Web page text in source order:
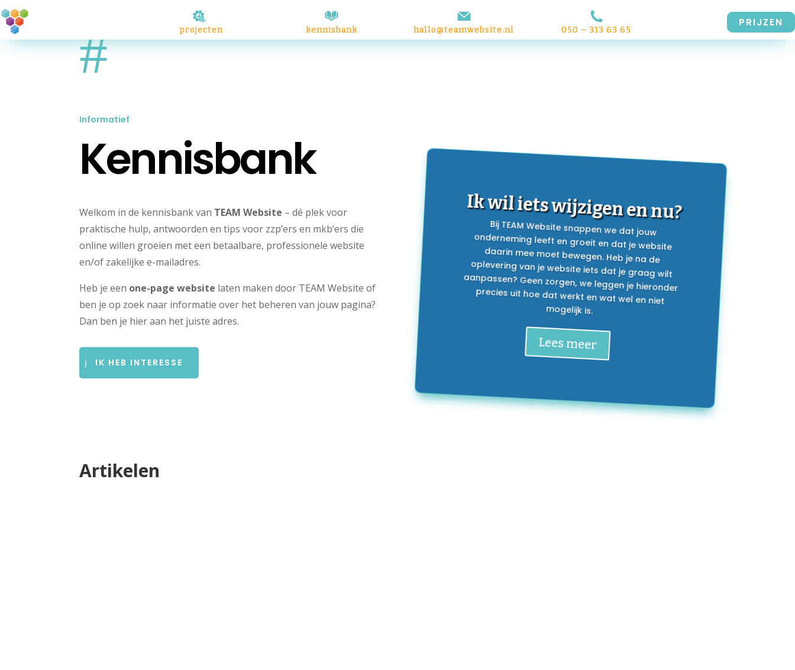
projecten kennisbank hallo@teamwebsite.nl 050 – 313 63 65
PRIJZEN
#
Informatief
Kennisbank
Welkom in de kennisbank van TEAM Website – dé plek voor
praktische hulp, antwoorden en tips voor zzp’ers en mkb’ers die
online willen groeien met een betaalbare, professionele website
en/of zakelijke e-mailadres.
Heb je een one-page website laten maken door TEAM Website of
ben je op zoek naar informatie over het beheren van jouw pagina?
Dan ben je hier aan het juiste adres.
IK HEB INTERESSE
Ik wil iets wijzigen en nu?
Bij TEAM Website snappen we dat jouw
onderneming leeft en groeit en dat je website
daarin mee moet bewegen. Heb je na de
oplevering van je website iets dat je graag wilt
aanpassen? Geen zorgen, we leggen je hieronder
precies uit hoe dat werkt en wat wel en niet
mogelijk is.
Lees meer
Artikelen